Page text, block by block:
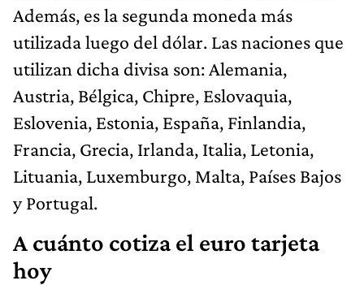
Además, es la segunda moneda más
utilizada luego del dólar. Las naciones que
utilizan dicha divisa son: Alemania,
Austria, Bélgica, Chipre, Eslovaquia,
Eslovenia, Estonia, España, Finlandia,
Francia, Grecia, Irlanda, Italia, Letonia,
Lituania, Luxemburgo, Malta, Países Bajos
y Portugal.
A cuánto cotiza el euro tarjeta
hoy